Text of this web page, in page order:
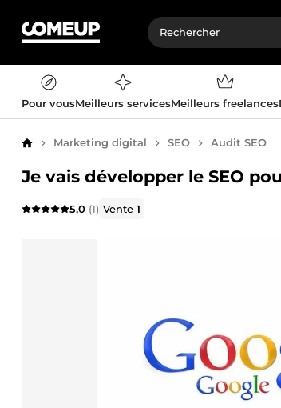
Pour vousMeilleurs servicesMeilleurs freelances
AccueilMarketing digital SEO Audit SEO
Je vais développer le SEO
5,0 (1) Vente1